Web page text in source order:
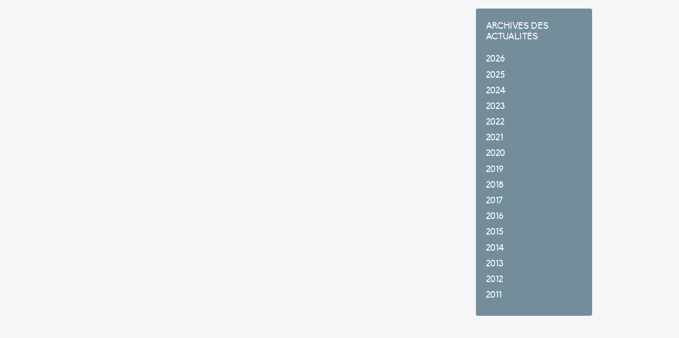
ARCHIVES DES
ACTUALITÉS
2026
2025
2024
2023
2022
2021
2020
2019
2018
2017
2016
2015
2014
2013
2012
2011